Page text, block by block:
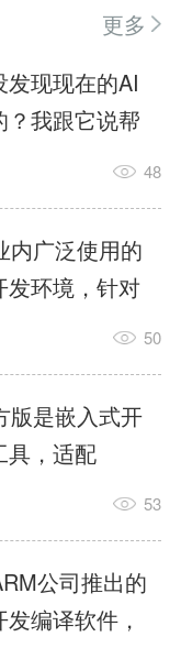
更多
现现在的AI
我跟它说帮
上的闹钟，它
就是个只会
呆子。它脑子
但没有真正
而
是给AI大脑装
手，它真的能
1什么是
...
48
广泛使用的
发环境，针对
单片机提供编
稳定，调试工
开源项目基于
项目需要单
支持包，新
，正版商业
，未授权版本
制，适合硬
50
是嵌入式开
具，适配
片机等多款芯
码仿真，兼容
安装包。软件
器件库，初次
53
公司推出的
编译软件，